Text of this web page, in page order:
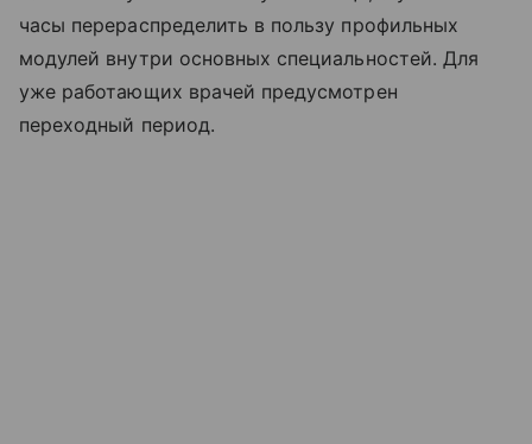
часы перераспределить в пользу профильных
модулей внутри основных специальностей. Для
уже работающих врачей предусмотрен
переходный период.